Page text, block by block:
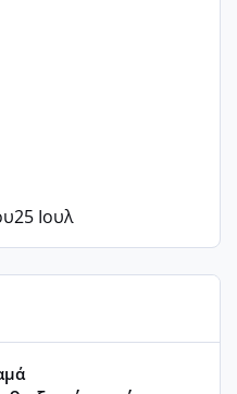
25 Ιουλ
γέλια και ανεμελιά